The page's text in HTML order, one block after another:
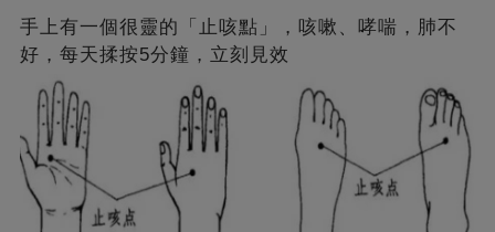
手上有一個很靈的「止咳點」，咳嗽、哮喘，肺不
好，每天揉按5分鐘，立刻見效